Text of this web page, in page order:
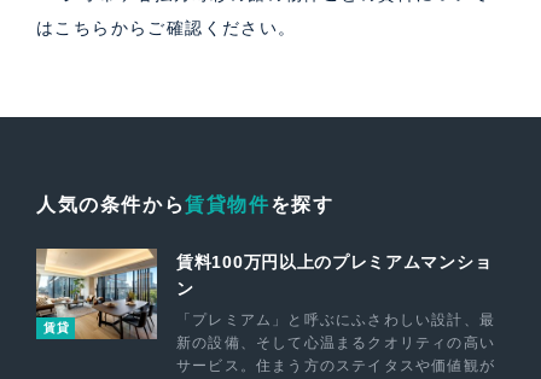
は こちら からご確認ください。
人気の条件から賃貸物件を探す
賃貸
賃料100万円以上のプレミアムマンショ
ン
「プレミアム」と呼ぶにふさわしい設計、最
新の設備、そして心温まるクオリティの高い
サービス。住まう方のステイタスや価値観が